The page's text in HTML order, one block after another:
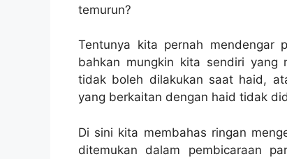
temurun?
Tentunya kita pernah mendengar
bahkan mungkin kita sendiri yang
tidak boleh dilakukan saat haid,
yang berkaitan dengan haid tidak
Di sini kita membahas ringan
ditemukan dalam pembicaraan